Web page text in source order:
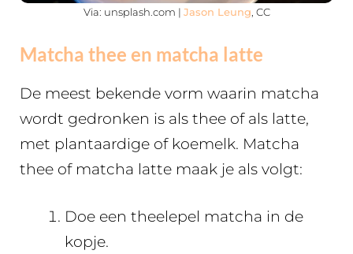
Via: unsplash.com | Jason Leung, CC
Matcha thee en matcha latte
De meest bekende vorm waarin matcha
wordt gedronken is als thee of als latte,
met plantaardige of koemelk. Matcha
thee of matcha latte maak je als volgt:
Doe een theelepel matcha in de
kopje.